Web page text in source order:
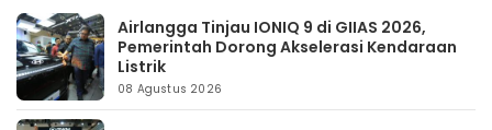
Airlangga Tinjau IONIQ 9 di GIIAS 2026,
Pemerintah Dorong Akselerasi Kendaraan
Listrik
08 Agustus 2026